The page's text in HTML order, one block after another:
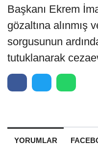
Başkanı Ekrem
gözaltına alınmış
sorgusunun
tutuklanarak
YORUMLAR